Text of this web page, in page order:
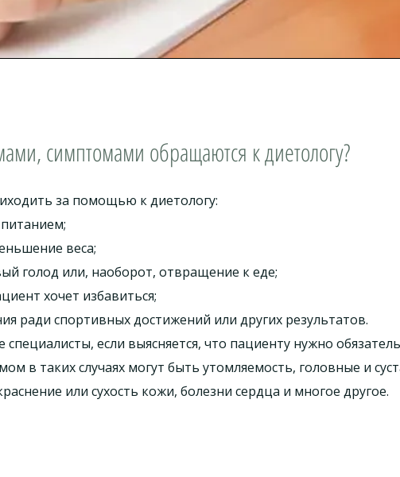
симптомами обращаются к диетологу?
за помощью к диетологу:
веса;
голод или, наоборот, отвращение к еде;
хочет избавиться;
ради спортивных достижений или других результатов.
если выясняется, что пациенту нужно
в таких случаях могут быть утомляемость, головные и
или сухость кожи, болезни сердца и многое другое.